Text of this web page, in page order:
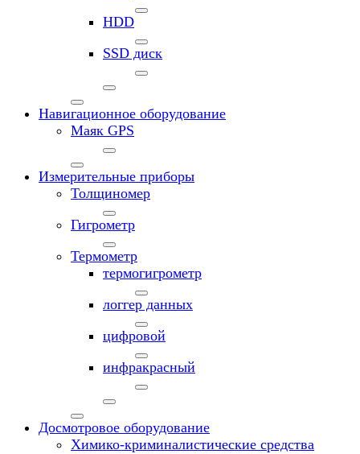
HDD
SSD диск
Навигационное оборудование
Маяк GPS
Измерительные приборы
Толщиномер
Гигрометр
Термометр
термогигрометр
логгер данных
цифровой
инфракрасный
Досмотровое оборудование
Химико-криминалистические средства